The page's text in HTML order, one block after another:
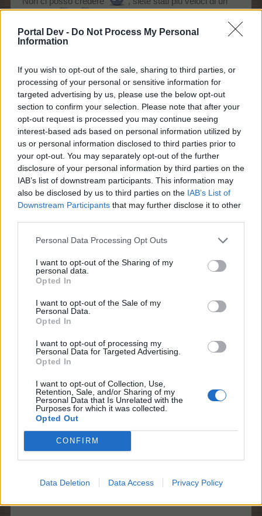
Portal Dev - Do Not Process My Personal
Information
If you wish to opt-out of the sale, sharing to third parties, or
processing of your personal or sensitive information for
targeted advertising by us, please use the below opt-out
section to confirm your selection. Please note that after your
opt-out request is processed you may continue seeing
interest-based ads based on personal information utilized by
us or personal information disclosed to third parties prior to
your opt-out. You may separately opt-out of the further
disclosure of your personal information by third parties on the
IAB’s list of downstream participants. This information may
also be disclosed by us to third parties on the IAB’s List of
Downstream Participants that may further disclose it to other
Personal Data Processing Opt Outs
I want to opt-out of the Sharing of my
personal data.
Opted In
I want to opt-out of the Sale of my
Personal Data.
Opted In
I want to opt-out of processing my
Personal Data for Targeted Advertising.
Opted In
I want to opt-out of Collection, Use,
Retention, Sale, and/or Sharing of my
Personal Data that Is Unrelated with the
Purposes for which it was collected.
Opted Out
CONFIRM
Data Deletion Data Access Privacy Policy
Ho capito, col prossimo ci dobbiamo
impegnare di più!
La risposta esatta era "Tom
Cruise"
Ecco l'immagine originale che abbiamo utilizato
Passiamo adesso alla proclamazione ufficiale del
vincitore della terza manche della maratona di giochi!